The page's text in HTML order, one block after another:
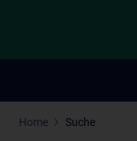
Home Suche